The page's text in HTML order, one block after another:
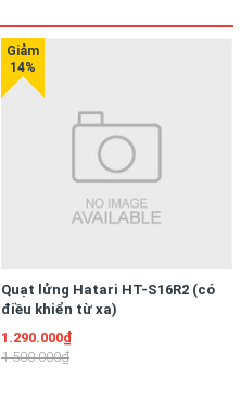
Quạt lửng Hatari HT-S16R2 (có
điều khiển từ xa)
1.290.000₫
1.500.000₫